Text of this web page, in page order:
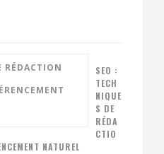
SEO :
TECH
NIQUE
S DE
RÉDA
CTIO
NATUREL